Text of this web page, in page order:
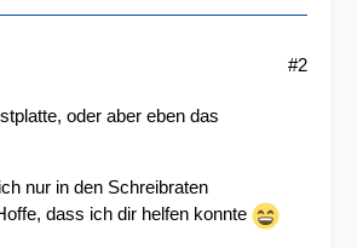
#2
oder aber eben das
nur in den Schreibraten
dass ich dir helfen konnte